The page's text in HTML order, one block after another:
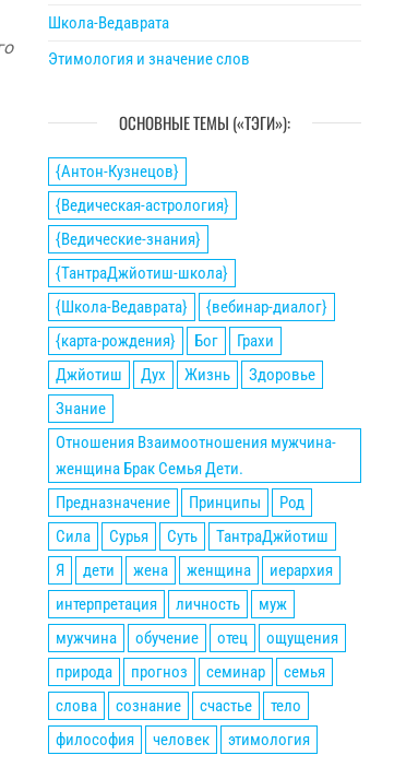
Школа-Ведаврата
Этимология и значение слов
ОСНОВНЫЕ ТЕМЫ («ТЭГИ»):
{Антон-Кузнецов}
{Ведическая-астрология}
{Ведические-знания}
{ТантраДжйотиш-школа}
{Школа-Ведаврата}
{вебинар-диалог}
{карта-рождения}
Бог
Грахи
Джйотиш
Дух Жизнь
Здоровье
Знание
Отношения Взаимоотношения мужчина-
женщина Брак Семья Дети.
Предназначение
Принципы
Род
Сила
Сурья Суть
ТантраДжйотиш
Я
дети жена женщина
иерархия
интерпретация
личность
муж
мужчина
обучение отец
ощущения
природа
прогноз семинар
семья
слова
сознание счастье
тело
философия
человек этимология